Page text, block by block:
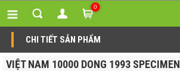
0
CHI TIẾT SẢN PHẨM
VIỆT NAM 10000 DONG 1993 SPECIMEN